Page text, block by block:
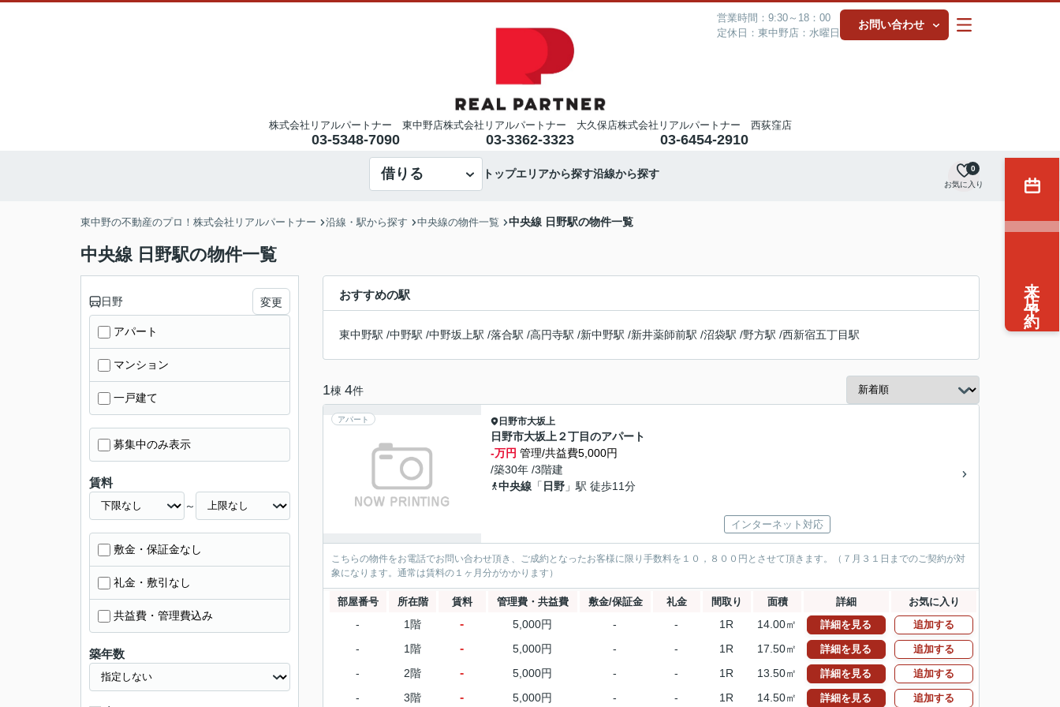
営業時間：9:30～18：00
定休日：東中野店：水曜日
お問い合わせ
株式会社リアルパートナー 東中野店
03-5348-7090
株式会社リアルパートナー 大久保店
03-3362-3323
株式会社リアルパートナー 西荻窪店
03-6454-2910
借りる トップエリアから探す沿線から探す
お気に入り
0
東中野の不動産のプロ！株式会社リアルパートナー 沿線・駅から探す 中央線の物件一覧 中央線 日野駅の物件一覧
中央線 日野駅の物件一覧
おすすめの駅
東中野駅 /中野駅 /中野坂上駅 /落合駅 /高円寺駅 /新中野駅 /新井薬師前駅 /沼袋駅 /野方駅 /西新宿五丁目駅
1棟 4件
アパート 日野市大坂上
日野市大坂上２丁目のアパート
-万円 管理/共益費5,000円
/築30年 /3階建
中央線 「 日野 」駅 徒歩11分
インターネット対応
こちらの物件をお電話でお問い合わせ頂き、ご成約となったお客様に限り手数料を１０，８００円とさせて頂きます。（７月３１日までのご契約が対
象になります。通常は賃料の１ヶ月分がかかります）
部屋番号 所在階 賃料 管理費・共益費 敷金/保証金 礼金 間取り 面積 詳細 お気に入り
- 1階 - 5,000円 - - 1R 14.00㎡ 詳細を見る 追加する
- 1階 - 5,000円 - - 1R 17.50㎡ 詳細を見る 追加する
- 2階 - 5,000円 - - 1R 13.50㎡ 詳細を見る 追加する
- 3階 - 5,000円 - - 1R 14.50㎡ 詳細を見る 追加する
日野 変更
アパート
マンション
一戸建て
募集中のみ表示
賃料
～
敷金・保証金なし
礼金・敷引なし
共益費・管理費込み
築年数
来店予約